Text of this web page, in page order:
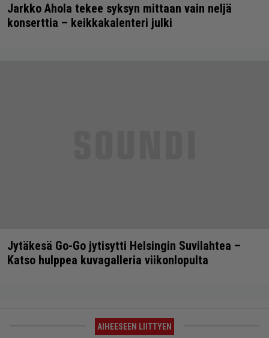
Jarkko Ahola tekee syksyn mittaan vain neljä
konserttia – keikkakalenteri julki
Jytäkesä Go-Go jytisytti Helsingin Suvilahtea –
Katso hulppea kuvagalleria viikonlopulta
AIHEESEEN LIITTYEN